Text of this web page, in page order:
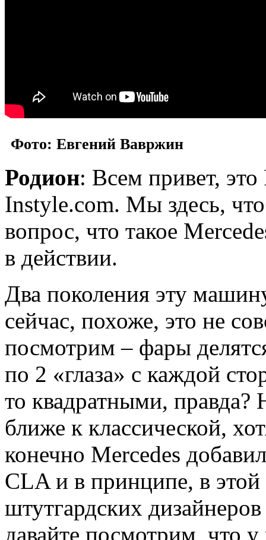
Фото: Евгений Вавржин
Родион: Всем привет,
Instyle.com. Мы здесь,
вопрос, что такое
в действии.
Два поколения эту
сейчас, похоже, это не
посмотрим – фары
по 2 «глаза» с каждой
то квадратными,
ближе к классической,
конечно Mercedes
CLA и в принципе, в
штутгардских
давайте посмотрим, что